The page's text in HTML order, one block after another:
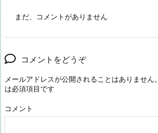
まだ、コメントがありません
コメントをどうぞ
メールアドレスが公開されることはありません。
は必須項目です
コメント